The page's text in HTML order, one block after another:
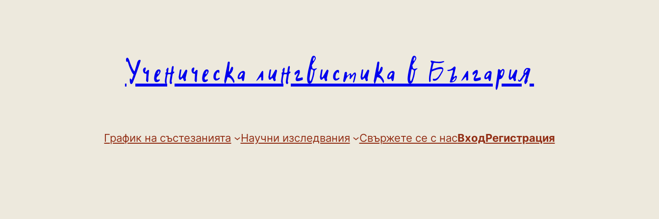
Ученическа лингвистика в България
График на състезанията Научни изследвания Свържете се с насВходРегистрация